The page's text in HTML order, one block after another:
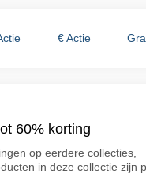
€ Actie
60% korting
op eerdere collecties,
in deze collectie zijn